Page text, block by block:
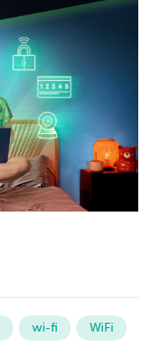
wi-fi WiFi